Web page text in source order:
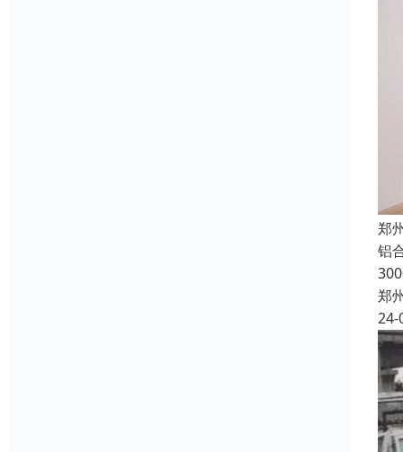
郑
铝
郑
24-